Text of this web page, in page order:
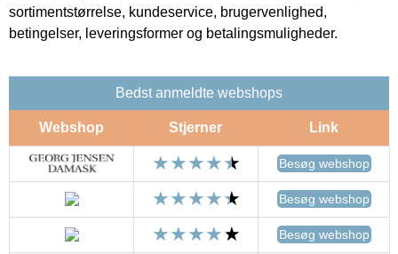
sortimentstørrelse, kundeservice, brugervenlighed,
betingelser, leveringsformer og betalingsmuligheder.
Bedst anmeldte webshops
Webshop Stjerner Link
Besøg webshop
Besøg webshop
Besøg webshop